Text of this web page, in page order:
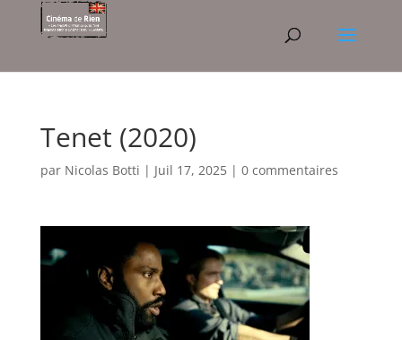
Tenet (2020)
par Nicolas Botti | Juil 17, 2025| 0 commentaires